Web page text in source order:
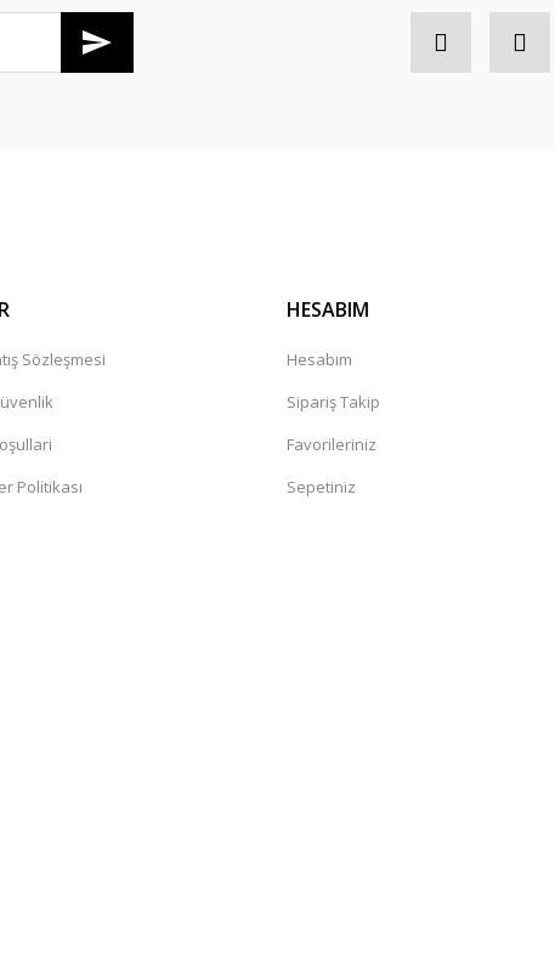
Sözleşmesi
Politikası
HESABIM
Hesabım
Sipariş Takip
Favorileriniz
Sepetiniz